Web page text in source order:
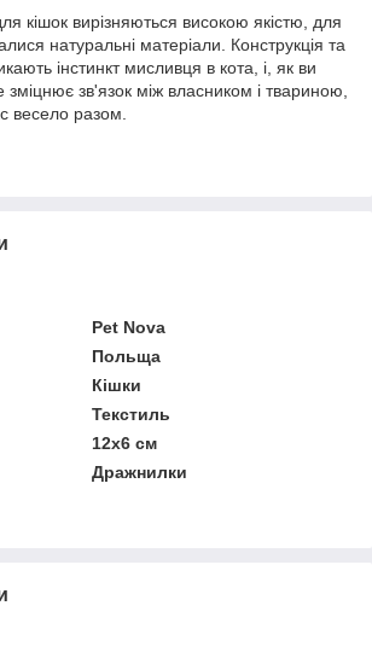
кішок вирізняються високою якістю, для
натуральні матеріали. Конструкція та
інстинкт мисливця в кота, і, як ви
зміцнює зв'язок між власником і твариною,
весело разом.
Pet Nova
Польща
Кішки
Текстиль
12х6 см
Дражнилки